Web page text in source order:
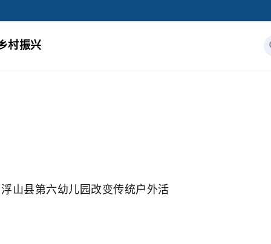
村振兴
山县第六幼儿园改变传统户外活